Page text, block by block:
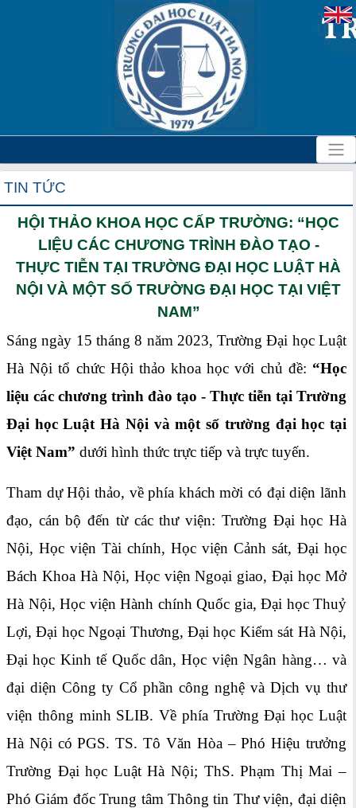
TIN TỨC
HỘI THẢO KHOA HỌC CẤP TRƯỜNG: “HỌC
LIỆU CÁC CHƯƠNG TRÌNH ĐÀO TẠO -
THỰC TIỄN TẠI TRƯỜNG ĐẠI HỌC LUẬT HÀ
NỘI VÀ MỘT SỐ TRƯỜNG ĐẠI HỌC TẠI VIỆT
NAM”
Sáng ngày 15 tháng 8 năm 2023, Trường Đại học Luật
Hà Nội tổ chức Hội thảo khoa học với chủ đề: “Học
liệu các chương trình đào tạo - Thực tiễn tại Trường
Đại học Luật Hà Nội và một số trường đại học tại
Việt Nam” dưới hình thức trực tiếp và trực tuyến.
Tham dự Hội thảo, về phía khách mời có đại diện lãnh
đạo, cán bộ đến từ các thư viện: Trường Đại học Hà
Nội, Học viện Tài chính, Học viện Cảnh sát, Đại học
Bách Khoa Hà Nội, Học viện Ngoại giao, Đại học Mở
Hà Nội, Học viện Hành chính Quốc gia, Đại học Thuỷ
Lợi, Đại học Ngoại Thương, Đại học Kiểm sát Hà Nội,
Đại học Kinh tế Quốc dân, Học viện Ngân hàng… và
đại diện Công ty Cổ phần công nghệ và Dịch vụ thư
viện thông minh SLIB. Về phía Trường Đại học Luật
Hà Nội có PGS. TS. Tô Văn Hòa – Phó Hiệu trưởng
Trường Đại học Luật Hà Nội; ThS. Phạm Thị Mai –
Phó Giám đốc Trung tâm Thông tin Thư viện, đại diện